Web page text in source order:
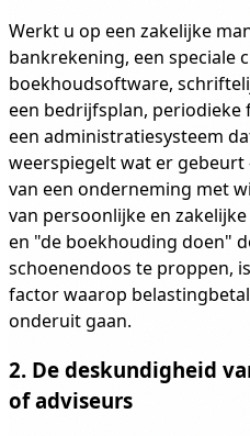
Werkt u op een zakelijke
bankrekening, een speciale
boekhoudsoftware,
een bedrijfsplan, periodieke
een administratiesysteem
weerspiegelt wat er
van een onderneming met
van persoonlijke en
en "de boekhouding doen"
schoenendoos te proppen,
factor waarop
onderuit gaan.
2. De deskundigheid
of adviseurs